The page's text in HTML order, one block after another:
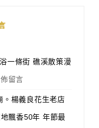
一條街 礁溪散策漫
留言
。楊義良花生老店
飄香50年 年節最